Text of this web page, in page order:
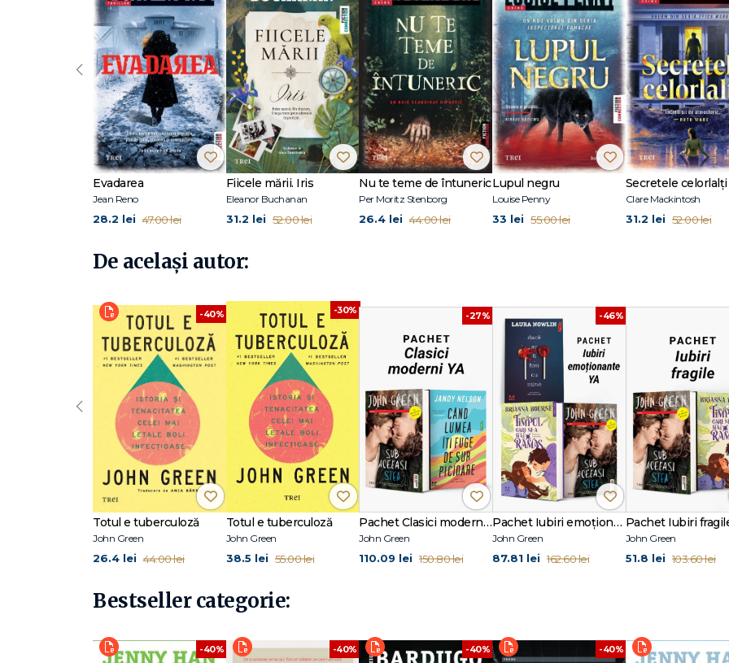
„Katherine I a fost fiica meditatorului meu, Krazy Keith şi, într-o seară la mine acasă, mi-a cerut să fiu prietenul ei, şi eu am acceptat,
după două minute şi treizeci de secunde, mi-a dat papucii, ceea ce la început a părut amuzant, dar acum, privind în urmă, e posibil
două minute şi treizeci de secunde să fi fost cea mai importantă perioadă din viaţa mea."
John Green s-a născut la 24 august 1977. Cărţile sale au fost publicate în peste douăzeci de limbi şi figurează constant în topul celor
vândute titluri al publicaţiei New York Times.
Foarte activ şi pe platformele virtuale, John Green a creat, împreună cu fratele său, Brotherhood 2.0, cel mai popular proiect video
accesat pe YouTube de peste 30 de milioane de fani Nerdfighter din întreaga lume. De 19 ori Katherine a fost nominalizată la
Printz Award şi Los Angeles Times Book Prize. De acelaşi autor, la Editura Trei au apărut: Sub aceeaşi stea şi Căutând-o pe Alaska.
Evadarea
Jean Reno
28.2 lei 47.00 lei
Fiicele mării. Iris
Eleanor Buchanan
31.2 lei 52.00 lei
Nu te teme de întuneric
Per Moritz Stenborg
26.4 lei 44.00 lei
Lupul negru
Louise Penny
33 lei 55.00 lei
Secretele celorlalți
Clare Mackintosh
31.2 lei 52.00 lei
‹
De același autor:
-40%
Totul e tuberculoză
John Green
26.4 lei 44.00 lei
-30%
Totul e tuberculoză
John Green
38.5 lei 55.00 lei
-27%
Pachet Clasici moderni YA
John Green
110.09 lei 150.80 lei
-46%
Pachet Iubiri emoționante YA
John Green
87.81 lei 162.60 lei
Pachet Iubiri
John Green
51.8 lei 103.60 lei
‹
Bestseller categorie:
-40% -40% -40% -40%